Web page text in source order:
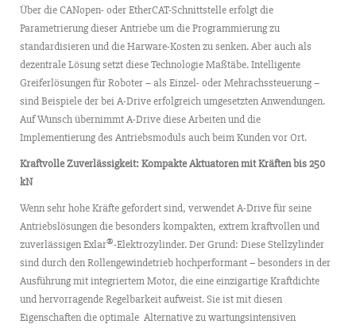
Über die CANopen- oder EtherCAT-Schnittstelle erfolgt die
Parametrierung dieser Antriebe um die Programmierung zu
standardisieren und die Harware-Kosten zu senken. Aber auch als
dezentrale Lösung setzt diese Technologie Maßtäbe. Intelligente
Greiferlösungen für Roboter – als Einzel- oder Mehrachssteuerung –
sind Beispiele der bei A-Drive erfolgreich umgesetzten Anwendungen.
Auf Wunsch übernimmt A-Drive diese Arbeiten und die
Implementierung des Antriebsmoduls auch beim Kunden vor Ort.
Kraftvolle Zuverlässigkeit: Kompakte Aktuatoren mit Kräften bis 250
kN
Wenn sehr hohe Kräfte gefordert sind, verwendet A-Drive für seine
Antriebslösungen die besonders kompakten, extrem kraftvollen und
zuverlässigen Exlar®-Elektrozylinder. Der Grund: Diese Stellzylinder
sind durch den Rollengewindetrieb hochperformant – besonders in der
Ausführung mit integriertem Motor, die eine einzigartige Kraftdichte
und hervorragende Regelbarkeit aufweist. Sie ist mit diesen
Eigenschaften die optimale Alternative zu wartungsintensiven